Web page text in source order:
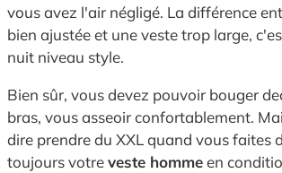
vous avez l'air négligé. La différence
bien ajustée et une veste trop large,
nuit niveau style.
Bien sûr, vous devez pouvoir bouger
bras, vous asseoir confortablement.
dire prendre du XXL quand vous faites
toujours votreveste hommeen